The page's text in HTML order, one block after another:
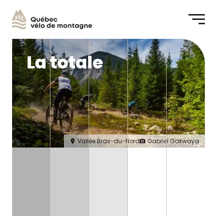
Vallée Bras-du-Nord Gabriel Gakwaya
La totale